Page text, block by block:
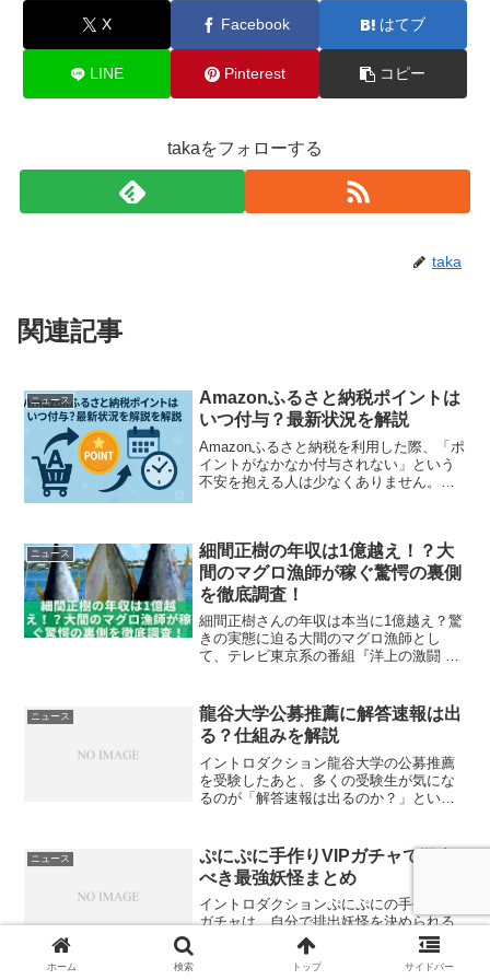
X Facebook はてブ
LINE Pinterest コピー
takaをフォローする
taka
関連記事
ニュース
Amazonふるさと納税ポイントは
いつ付与？最新状況を解説
Amazonふるさと納税を利用した際、「ポ
イントがなかなか付与されない」という
不安を抱える人は少なくありません。特
す。しかし、多くの...
ニュース
細間正樹の年収は1億越え！？大
間のマグロ漁師が稼ぐ驚愕の裏側
を徹底調査！
細間正樹さんの年収は本当に1億越え？驚
きの実態に迫る大間のマグロ漁師とし
て、テレビ東京系の番組『洋上の激闘 巨
死闘を繰り広げる姿に、多くの視聴者が
釘付けになっています。...
ニュース
龍谷大学公募推薦に解答速報は出
る？仕組みを解説
イントロダクション龍谷大学の公募推薦
を受験したあと、多くの受験生が気にな
るのが「解答速報は出るのか？」という
異なり、解答を公開しない大学が多く存
在します。そのため、試験...
ニュース
ぷにぷに手作りVIPガチャで狙う
べき最強妖怪まとめ
イントロダクションぷにぷにの手作りVIP
ガチャは、自分で排出妖怪を決められる
特別なガチャだからこそ、「何を入れる
か」で結果が大きく変わります。強いと
聞いた妖怪を入れたものの、実際にはあ
ホーム 検索 トップ サイドバー